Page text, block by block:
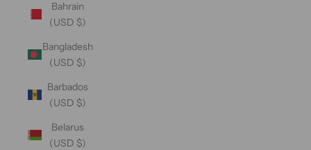
Bahrain
(USD $)
Bangladesh
(USD $)
Barbados
(USD $)
Belarus
(USD $)